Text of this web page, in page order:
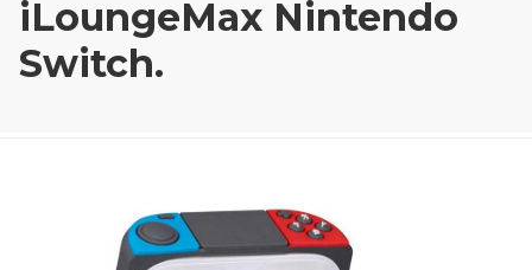
iLoungeMax Nintendo
Switch.